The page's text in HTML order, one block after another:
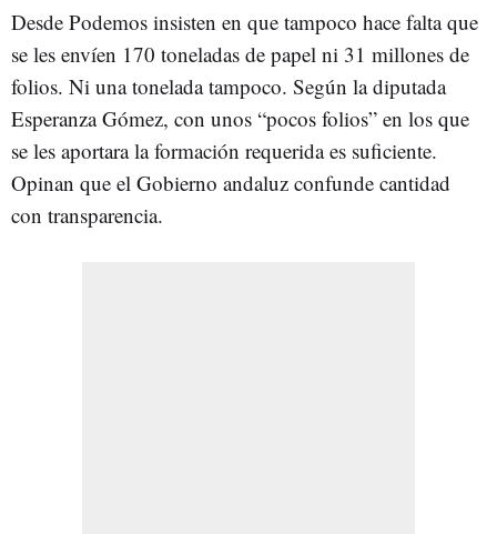
Desde Podemos insisten en que tampoco hace falta que
se les envíen 170 toneladas de papel ni 31 millones de
folios. Ni una tonelada tampoco. Según la diputada
Esperanza Gómez, con unos “pocos folios” en los que
se les aportara la formación requerida es suficiente.
Opinan que el Gobierno andaluz confunde cantidad
con transparencia.